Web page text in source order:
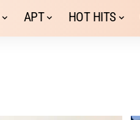
АРТ HOT HITS